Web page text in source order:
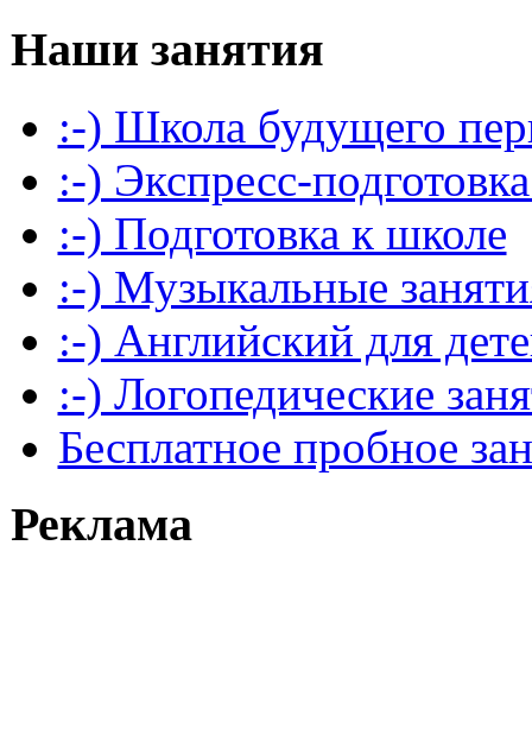
Наши занятия
:-) Школа будущего
:-) Экспресс-
:-) Подготовка к школе
:-) Музыкальные
:-) Английский для
:-) Логопедические
Бесплатное пробное
Реклама